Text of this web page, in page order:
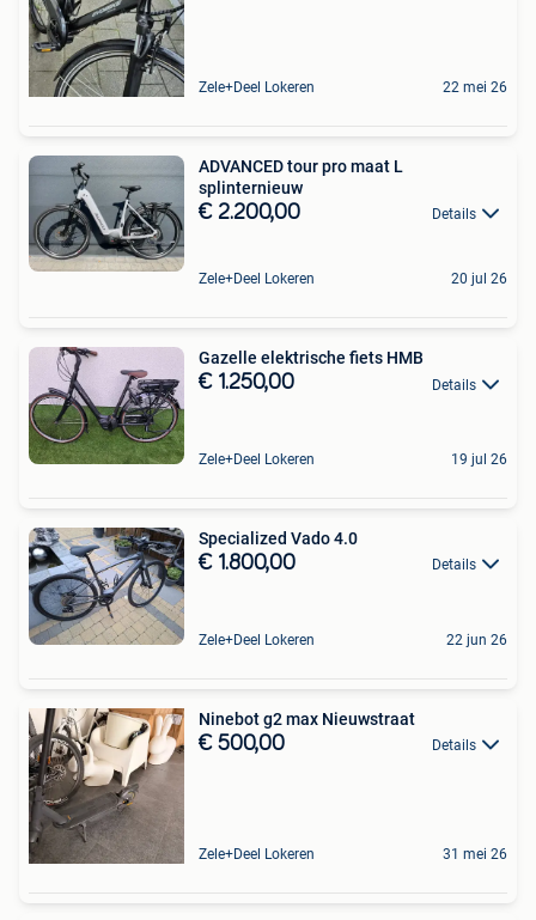
Zele+Deel Lokeren 22 mei 26
ADVANCED tour pro maat L
splinternieuw
€ 2.200,00 Details
Zele+Deel Lokeren 20 jul 26
Gazelle elektrische fiets HMB
€ 1.250,00 Details
Zele+Deel Lokeren 19 jul 26
Specialized Vado 4.0
€ 1.800,00 Details
Zele+Deel Lokeren 22 jun 26
Ninebot g2 max Nieuwstraat
€ 500,00 Details
Zele+Deel Lokeren 31 mei 26